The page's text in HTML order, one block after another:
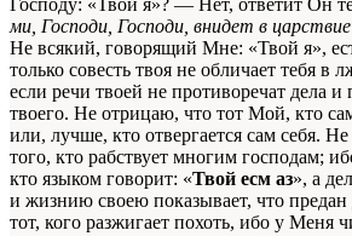
Господу: «Твой я»? — Нет, ответит Он
ми, Господи, Господи, внидет в царствие
Не всякий, говорящий Мне: «Твой я»,
только совесть твоя не обличает тебя в
если речи твоей не противоречат дела
твоего. Не отрицаю, что тот Мой, кто
или, лучше, кто отвергается сам себя.
того, кто рабствует многим господам;
кто языком говорит: «Твой есм аз», а
и жизнию своею показывает, что
тот, кого разжигает похоть, ибо у Меня